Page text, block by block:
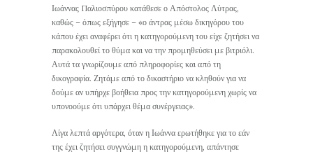
Ιωάννας Παλιοσπύρου κατάθεσε ο Απόστολος Λύτρας,
καθώς – όπως εξήγησε – «ο άντρας μέσω δικηγόρου του
κάπου έχει αναφέρει ότι η κατηγορούμενη του είχε ζητήσει να
παρακολουθεί το θύμα και να την προμηθεύσει με βιτριόλι.
Αυτά τα γνωρίζουμε από πληροφορίες και από τη
δικογραφία. Ζητάμε από το δικαστήριο να κληθούν για να
δούμε αν υπήρχε βοήθεια προς την κατηγορούμενη χωρίς να
υπονοούμε ότι υπάρχει θέμα συνέργειας».
Λίγα λεπτά αργότερα, όταν η Ιωάννα ερωτήθηκε για το εάν
της έχει ζητήσει συγγνώμη η κατηγορούμενη, απάντησε